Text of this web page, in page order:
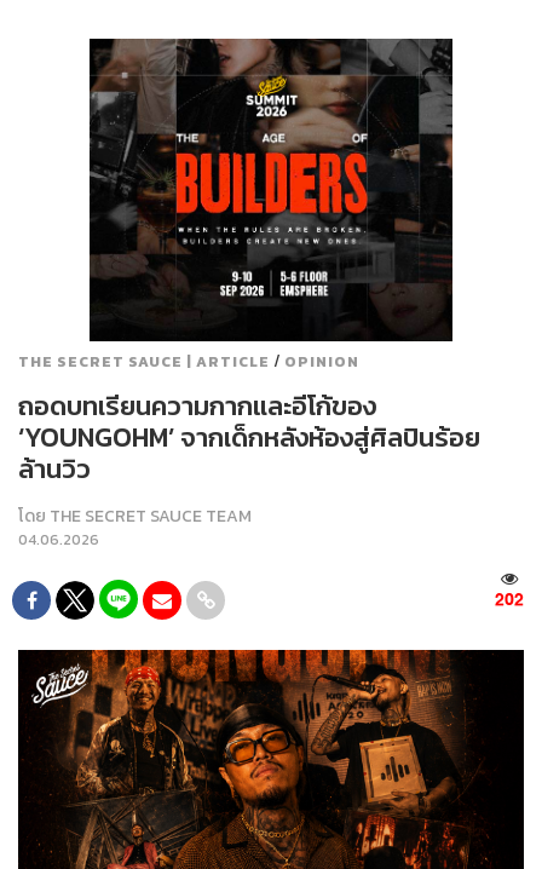
THE SECRET SAUCE | ARTICLE / OPINION
ถอดบทเรียนความกากและอีโก้ของ
‘YOUNGOHM’ จากเด็กหลังห้องสู่ศิลปินร้อย
ล้านวิว
โดย THE SECRET SAUCE TEAM
04.06.2026
202